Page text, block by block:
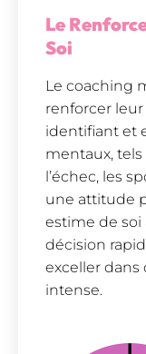
Le
Soi
Le coaching
renforcer
identifiant et
mentaux,
l’échec, les
une attitude
estime de soi
décision
exceller
intense.